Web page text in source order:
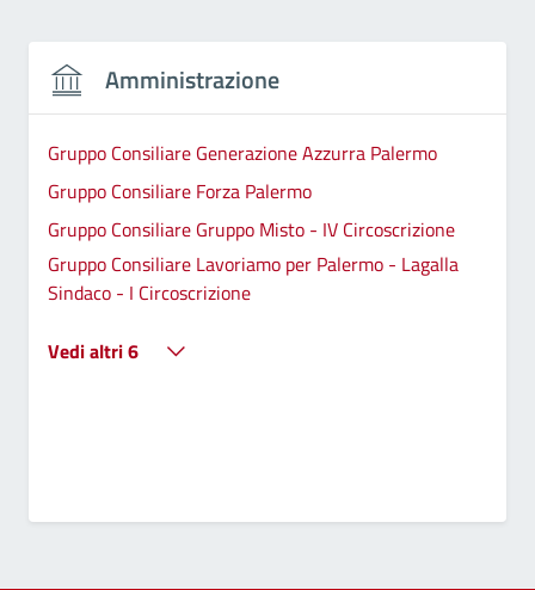
Amministrazione
Gruppo Consiliare Generazione Azzurra Palermo
Gruppo Consiliare Forza Palermo
Gruppo Consiliare Gruppo Misto - IV Circoscrizione
Gruppo Consiliare Lavoriamo per Palermo - Lagalla
Sindaco - I Circoscrizione
Vedi altri 6